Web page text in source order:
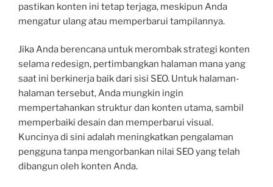
pastikan konten ini tetap terjaga, meskipun Anda
mengatur ulang atau memperbarui tampilannya.
Jika Anda berencana untuk merombak strategi konten
selama redesign, pertimbangkan halaman mana yang
saat ini berkinerja baik dari sisi SEO. Untuk halaman-
halaman tersebut, Anda mungkin ingin
mempertahankan struktur dan konten utama, sambil
memperbaiki desain dan memperbarui visual.
Kuncinya di sini adalah meningkatkan pengalaman
pengguna tanpa mengorbankan nilai SEO yang telah
dibangun oleh konten Anda.